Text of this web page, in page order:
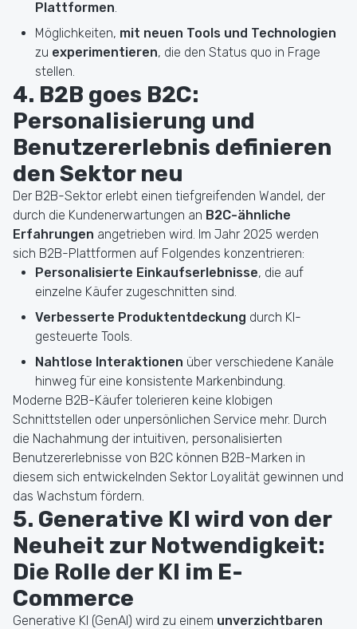
Plattformen
Möglichkeiten, mit neuen Tools und Technologien
zu experimentieren, die den Status quo in Frage
stellen.
4. B2B goes B2C:
Personalisierung und
Benutzererlebnis definieren
den Sektor neu
Der B2B-Sektor erlebt einen tiefgreifenden Wandel, der
durch die Kundenerwartungen an B2C-ähnliche
Erfahrungen angetrieben wird. Im Jahr 2025 werden
sich B2B-Plattformen auf Folgendes konzentrieren:
Personalisierte Einkaufserlebnisse, die auf
einzelne Käufer zugeschnitten sind.
Verbesserte Produktentdeckung durch KI-
gesteuerte Tools.
Nahtlose Interaktionen über verschiedene Kanäle
hinweg für eine konsistente Markenbindung.
Moderne B2B-Käufer tolerieren keine klobigen
Schnittstellen oder unpersönlichen Service mehr. Durch
die Nachahmung der intuitiven, personalisierten
Benutzererlebnisse von B2C können B2B-Marken in
diesem sich entwickelnden Sektor Loyalität gewinnen und
das Wachstum fördern.
5. Generative KI wird von der
Neuheit zur Notwendigkeit:
Die Rolle der KI im E-
Commerce
Generative KI (GenAI) wird zu einem unverzichtbaren